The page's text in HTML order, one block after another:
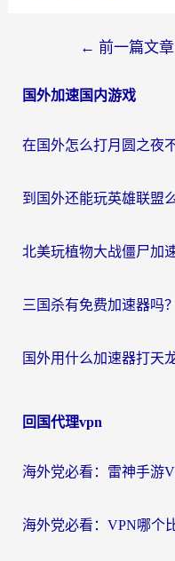
导
← 前一篇文章
国外加速国内游戏
回国代理vpn